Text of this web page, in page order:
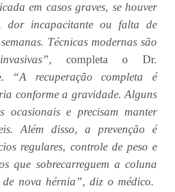
em casos graves, se houver
dor incapacitante ou falta de
Técnicas modernas são
completa o Dr.
“A recuperação completa é
conforme a gravidade. Alguns
ocasionais e precisam manter
Além disso, a prevenção é
regulares, controle de peso e
que sobrecarreguem a coluna
de nova hérnia”, diz o médico.